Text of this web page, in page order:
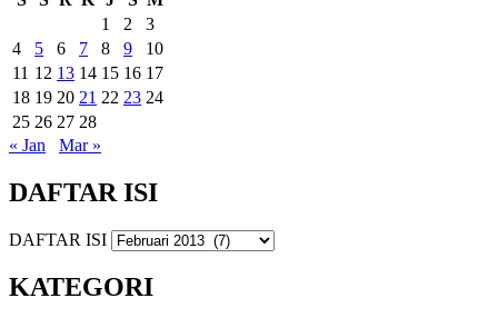
1
2
3
4
5 6 7 8 9
10
11 12 13 14 15 16 17
18 19 20 21 22 23 24
25 26 27 28
« Jan
Mar »
DAFTAR ISI
DAFTAR ISI
KATEGORI